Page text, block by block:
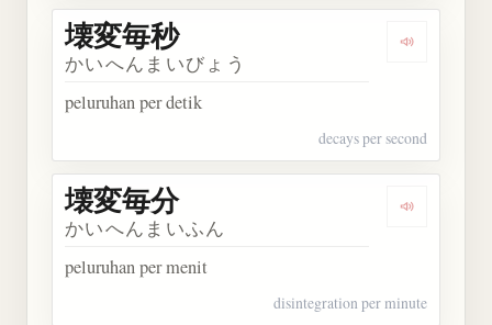
Dengarkan
壊変毎秒
かいへんまいびょう
peluruhan per detik
decays per second
Dengarkan
壊変毎分
かいへんまいふん
peluruhan per menit
disintegration per minute